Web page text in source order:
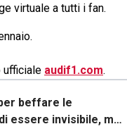
virtuale a tutti i fan.
ufficiale audif1.com.
beffare le
essere invisibile, ma